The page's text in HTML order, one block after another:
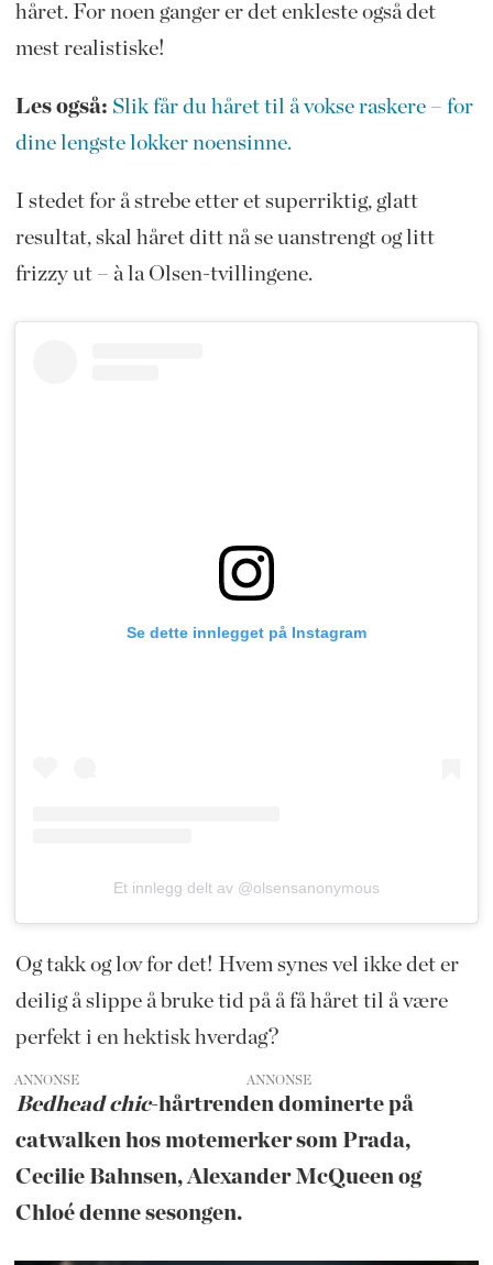
håret. For noen ganger er det enkleste også det
mest realistiske!
Les også: Slik får du håret til å vokse raskere – for
dine lengste lokker noensinne.
I stedet for å strebe etter et superriktig, glatt
resultat, skal håret ditt nå se uanstrengt og litt
frizzy ut – à la Olsen-tvillingene.
Se dette innlegget på Instagram
Et innlegg delt av @olsensanonymous
Og takk og lov for det! Hvem synes vel ikke det er
deilig å slippe å bruke tid på å få håret til å være
perfekt i en hektisk hverdag?
ANNONSE
Bedhead chic-hårtrenden dominerte på
catwalken hos motemerker som Prada,
Cecilie Bahnsen, Alexander McQueen og
Chloé denne sesongen.